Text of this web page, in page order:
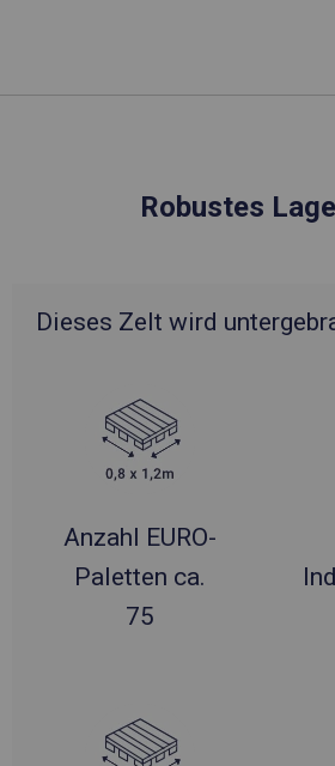
Robustes
Dieses Zelt wird
Anzahl EURO-
Paletten ca.
75